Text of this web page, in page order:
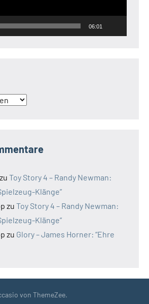
06:01
zu Toy Story 4 – Randy Newman:
Klänge”
zu Toy Story 4 – Randy Newman:
Klänge”
zu Glory – James Horner: “Ehre
von ThemeZee.